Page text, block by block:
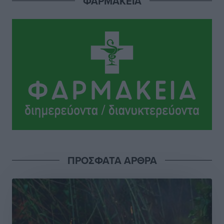
Γ. Χατζημάρκος: “Δύο μεγάλες δεσμεύσεις
Γεωργιάδη” – Κίνητρα για τους γιατρούς των νησιών
και συνεργασία Ρόδου με το Αττικόν για το
Ακτινοθεραπευτικό
Τοπικές Ειδήσεις• πριν 10 ώρες
Συνελήφθησαν έξι άτομα για ηχορύπανση από
ΠΡΟΣΦΑΤΑ ΑΡΘΡΑ